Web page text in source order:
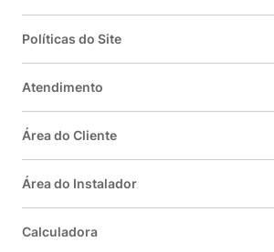
Políticas do Site
Atendimento
Área do Cliente
Área do Instalador
Calculadora